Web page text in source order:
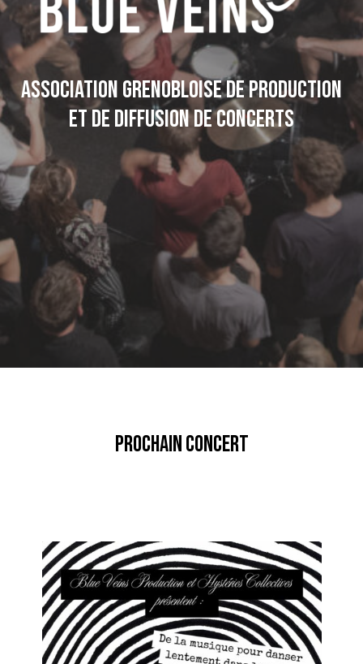
Association grenobloise de production
et de diffusion de concerts
Prochain Concert